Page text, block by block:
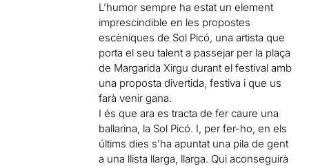
L’humor sempre ha estat un element
imprescindible en les propostes
escèniques de Sol Picó, una artista que
porta el seu talent a passejar per la plaça
de Margarida Xirgu durant el festival amb
una proposta divertida, festiva i que us
farà venir gana.
I és que ara es tracta de fer caure una
ballarina, la Sol Picó. I, per fer-ho, en els
últims dies s’ha apuntat una pila de gent
a una llista llarga, llarga. Qui aconseguirà